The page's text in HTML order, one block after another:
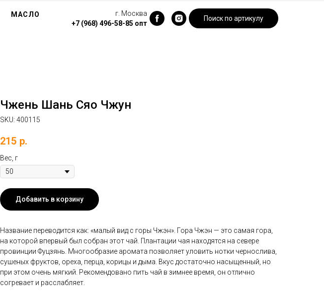
МАСЛО
г. Москва
+7 (968) 496-58-85 опт
Поиск по артикулу
Чжень Шань Сяо Чжун
SKU: 400115
215 р.
Вес, г
Добавить в корзину
Название переводится как: «малый вид с горы Чжэн». Гора Чжэн — это самая гора,
на которой впервый был собран этот чай. Плантации чая находятся на севере
провинции Фуцзянь. Многообразие аромата позволяет уловить нотки чернослива,
сушеных фруктов, ореха, перца, корицы и дыма. Вкус достаточно насыщенный, но
при этом очень мягкий. Рекомендовано пить чай в зимнее время, он отлично
согревает и расслабляет.